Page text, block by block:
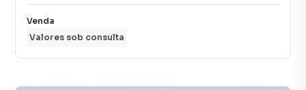
Venda
Valores sob consulta